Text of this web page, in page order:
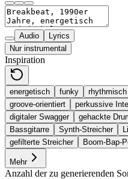
Audio
Lyrics
Nur instrumental
Inspiration
energetisch funky rhythmisch
groove-orientiert
perkussive
digitaler Swagger
gehackte
Bassgitarre
Synth-Streicher
gefilterte Streicher
Boom-Bap-
Mehr
Anzahl der zu generierenden